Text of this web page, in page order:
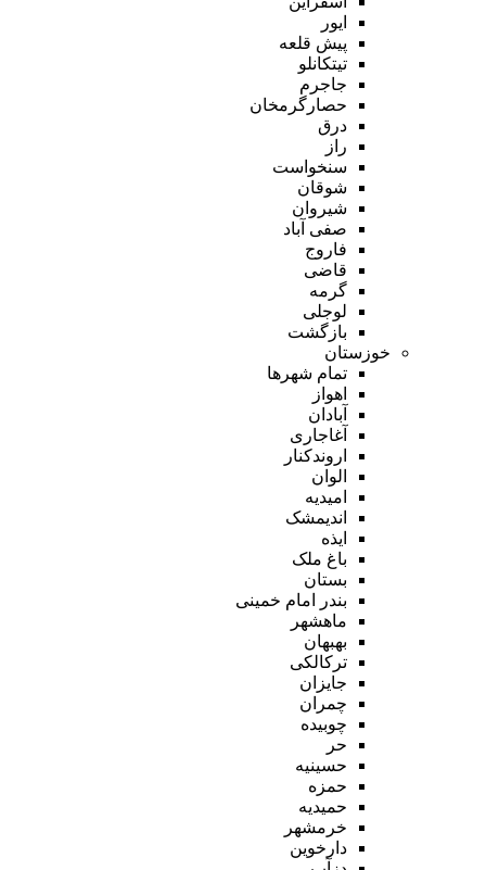
ایور
پیش قلعه
تیتکانلو
جاجرم
حصارگرمخان
درق
راز
سنخواست
شوقان
شیروان
صفی آباد
فاروج
قاضی
گرمه
لوجلی
بازگشت
خوزستان
تمام شهر‌ها
اهواز
آبادان
آغاجاری
اروندکنار
الوان
امیدیه
اندیمشک
ایذه
باغ ملک
بستان
بندر امام خمینی
ماهشهر
بهبهان
ترکالکی
جایزان
چمران
چوبیده
حر
حسینیه
حمزه
حمیدیه
خرمشهر
دارخوین